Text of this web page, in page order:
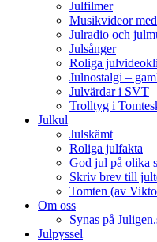
Julfilmer
Musikvideor
Julradio och
Julsånger
Roliga
Julnostalgi –
Julvärdar i SVT
Trolltyg i
Julkul
Julskämt
Roliga julfakta
God jul på olika
Skriv brev till
Tomten (av
Om oss
Synas på
Julpyssel